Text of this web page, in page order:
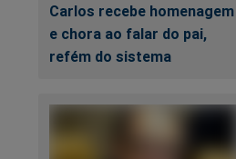
Carlos recebe homenagem
e chora ao falar do pai,
refém do sistema